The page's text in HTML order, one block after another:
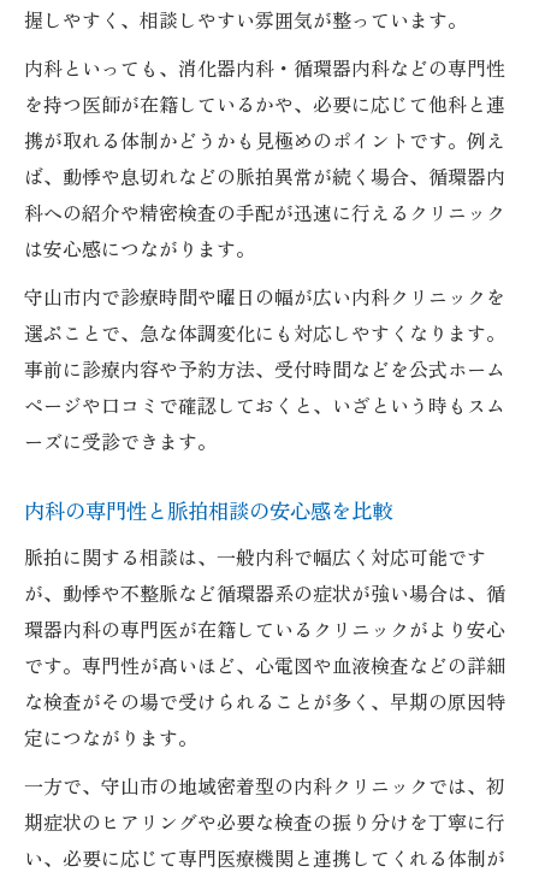
握しやすく、相談しやすい雰囲気が整っています。
内科といっても、消化器内科・循環器内科などの専門性
を持つ医師が在籍しているかや、必要に応じて他科と連
携が取れる体制かどうかも見極めのポイントです。例え
ば、動悸や息切れなどの脈拍異常が続く場合、循環器内
科への紹介や精密検査の手配が迅速に行えるクリニック
は安心感につながります。
守山市内で診療時間や曜日の幅が広い内科クリニックを
選ぶことで、急な体調変化にも対応しやすくなります。
事前に診療内容や予約方法、受付時間などを公式ホーム
ページや口コミで確認しておくと、いざという時もスム
ーズに受診できます。
内科の専門性と脈拍相談の安心感を比較
脈拍に関する相談は、一般内科で幅広く対応可能です
が、動悸や不整脈など循環器系の症状が強い場合は、循
環器内科の専門医が在籍しているクリニックがより安心
です。専門性が高いほど、心電図や血液検査などの詳細
な検査がその場で受けられることが多く、早期の原因特
定につながります。
一方で、守山市の地域密着型の内科クリニックでは、初
期症状のヒアリングや必要な検査の振り分けを丁寧に行
い、必要に応じて専門医療機関と連携してくれる体制が